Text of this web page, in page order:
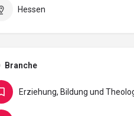
Hessen
Branche
Erziehung, Bildung und